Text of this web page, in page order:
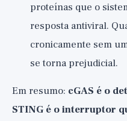
proteínas que o
resposta antiviral.
cronicamente sem
se torna prejudicial.
Em resumo: cGAS é o
STING é o interruptor